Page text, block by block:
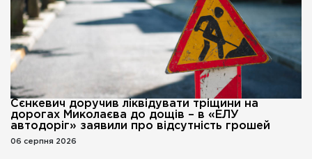
Сєнкевич доручив ліквідувати тріщини на
дорогах Миколаєва до дощів – в «ЕЛУ
автодоріг» заявили про відсутність грошей
06 серпня 2026